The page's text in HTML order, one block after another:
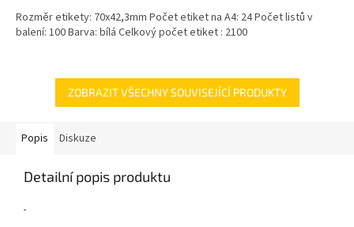
Rozměr etikety: 70x42,3mm Počet etiket na A4: 24 Počet listů v
balení: 100 Barva: bílá Celkový počet etiket : 2100
ZOBRAZIT VŠECHNY SOUVISEJÍCÍ PRODUKTY
Popis Diskuze
Detailní popis produktu